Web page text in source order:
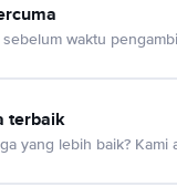
waktu
terbaik
yang lebih baik?